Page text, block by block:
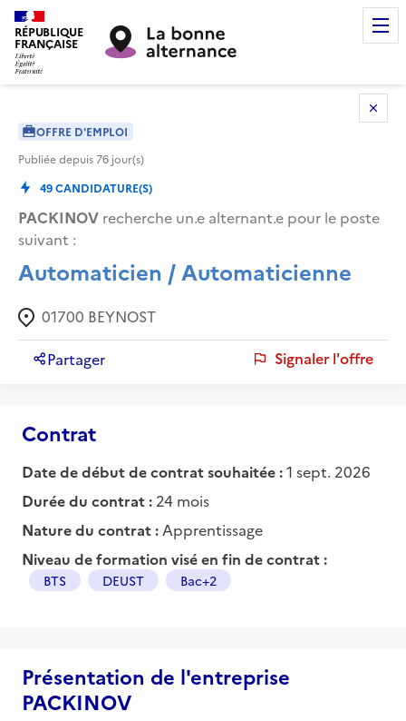
RÉPUBLIQUE
FRANÇAISE
OFFRE D'EMPLOI
Publiée depuis76 jour(s)
49CANDIDATURE(S)
PACKINOV recherche un.e alternant.e pour le poste
suivant :
Automaticien / Automaticienne
01700 BEYNOST
Partager Signaler l'offre
Contrat
Date de début de contrat souhaitée :1 sept. 2026
Durée du contrat : 24 mois
Nature du contrat : Apprentissage
Niveau de formation visé en fin de contrat :
BTS DEUST Bac+2
Présentation de l'entreprise
PACKINOV